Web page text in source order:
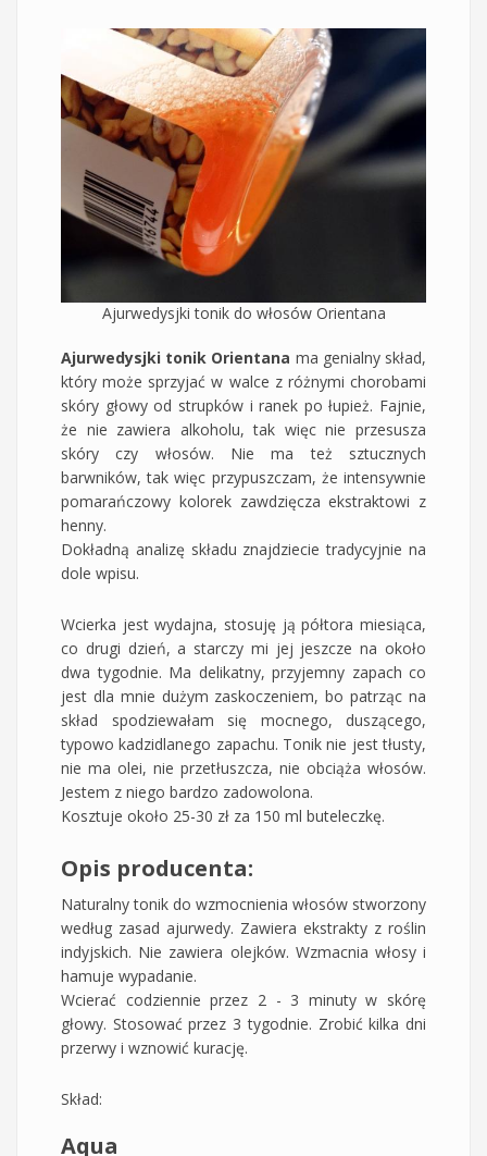
Ajurwedysjki tonik do włosów Orientana
Ajurwedysjki tonik Orientana ma genialny skład,
który może sprzyjać w walce z różnymi chorobami
skóry głowy od strupków i ranek po łupież. Fajnie,
że nie zawiera alkoholu, tak więc nie przesusza
skóry czy włosów. Nie ma też sztucznych
barwników, tak więc przypuszczam, że intensywnie
pomarańczowy kolorek zawdzięcza ekstraktowi z
henny.
Dokładną analizę składu znajdziecie tradycyjnie na
dole wpisu.
Wcierka jest wydajna, stosuję ją półtora miesiąca,
co drugi dzień, a starczy mi jej jeszcze na około
dwa tygodnie. Ma delikatny, przyjemny zapach co
jest dla mnie dużym zaskoczeniem, bo patrząc na
skład spodziewałam się mocnego, duszącego,
typowo kadzidlanego zapachu. Tonik nie jest tłusty,
nie ma olei, nie przetłuszcza, nie obciąża włosów.
Jestem z niego bardzo zadowolona.
Kosztuje około 25-30 zł za 150 ml buteleczkę.
Opis producenta:
Naturalny tonik do wzmocnienia włosów stworzony
według zasad ajurwedy. Zawiera ekstrakty z roślin
indyjskich. Nie zawiera olejków. Wzmacnia włosy i
hamuje wypadanie.
Wcierać codziennie przez 2 - 3 minuty w skórę
głowy. Stosować przez 3 tygodnie. Zrobić kilka dni
przerwy i wznowić kurację.
Skład:
Aqua